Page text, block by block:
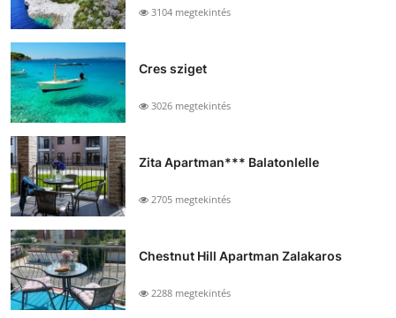
3104 megtekintés
Cres sziget
3026 megtekintés
Zita Apartman*** Balatonlelle
2705 megtekintés
Chestnut Hill Apartman Zalakaros
2288 megtekintés